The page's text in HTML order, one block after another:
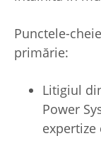
Punctele-
primărie:
Litigiul
Power